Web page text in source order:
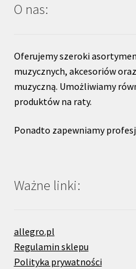
O nas:
Oferujemy szeroki
muzycznych, akcesoriów
muzyczną. Umożliwiamy
produktów na raty.
Ponadto zapewniamy
Ważne linki:
allegro.pl
Regulamin sklepu
Polityka prywatności